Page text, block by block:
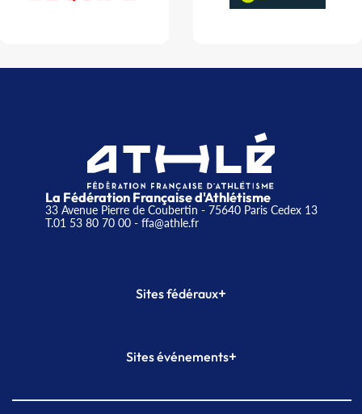
La Fédération Française d'Athlétisme
33 Avenue Pierre de Coubertin - 75640 Paris Cedex 13
T.01 53 80 70 00- ffa@athle.fr
Sites fédéraux+
Plateforme Formation
Sites événements+
Meeting de Paris indoor